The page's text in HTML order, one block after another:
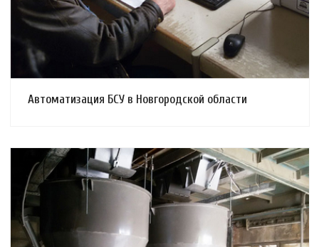
Автоматизация БСУ в Новгородской области